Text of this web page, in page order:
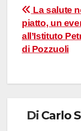
articoli
La salute
piatto, un
all’Istituto
di Pozzuoli
Di Carlo